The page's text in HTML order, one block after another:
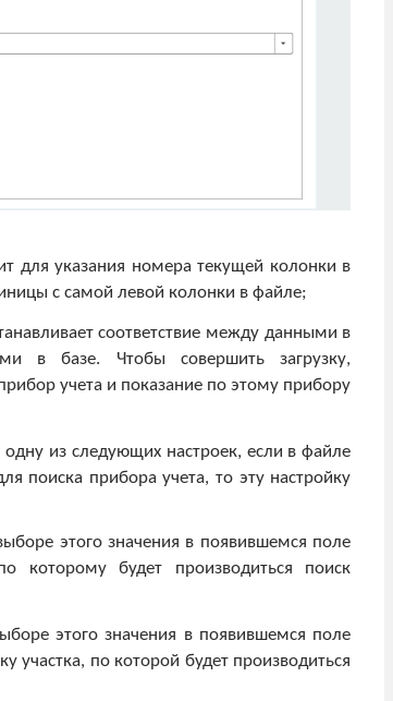
для указания номера текущей колонки в
с самой левой колонки в файле;
соответствие между данными в
в базе. Чтобы совершить загрузку,
учета и показание по этому прибору
из следующих настроек, если в файле
поиска прибора учета, то эту настройку
этого значения в появившемся поле
которому будет производиться поиск
этого значения в появившемся поле
участка, по которой будет производиться